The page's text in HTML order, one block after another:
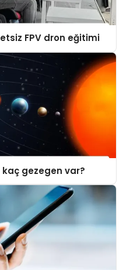
FPV dron eğitimi
kaç gezegen var?